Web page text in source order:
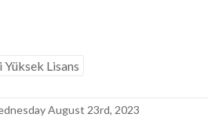
Yüksek Lisans
August 23rd, 2023